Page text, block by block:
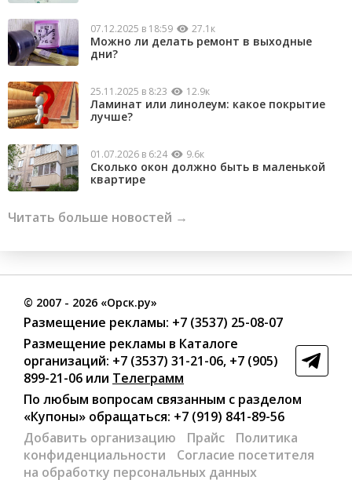
07.12.2025 в 18:59 27.1к
Можно ли делать ремонт в выходные
дни?
25.11.2025 в 8:23 12.9к
Ламинат или линолеум: какое покрытие
лучше?
01.07.2026 в 6:24 9.6к
Сколько окон должно быть в маленькой
квартире
Читать больше новостей →
© 2007 - 2026 «Орск.ру»
Размещение рекламы: +7 (3537) 25-08-07
Размещение рекламы в Каталоге
организаций: +7 (3537) 31-21-06, +7 (905)
899-21-06 или Телеграмм
По любым вопросам связанным с разделом
«Купоны» обращаться: +7 (919) 841-89-56
Добавить организацию
Прайс
Политика
конфиденциальности
Согласие посетителя
на обработку персональных данных